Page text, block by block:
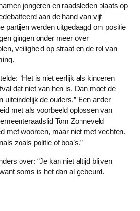
jongeren en raadsleden plaats op
aan de hand van vijf
partijen werden uitgedaagd om positie
gingen onder meer over
veiligheid op straat en de rol van
dat niet van hen is. Dan moet de
uiteindelijk de ouders.” Een ander
met als voorbeeld oplossen van
Tom Zonneveld
met woorden, maar niet met vechten.
zoals politie of boa’s.”
soms is het dan al gebeurd.